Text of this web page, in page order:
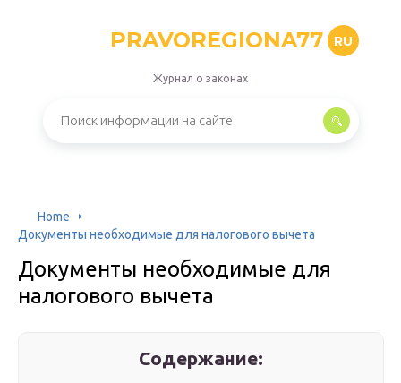
PRAVOREGIONA77 RU
Журнал о законах
Home
Документы необходимые для налогового вычета
Документы необходимые для
налогового вычета
Содержание: